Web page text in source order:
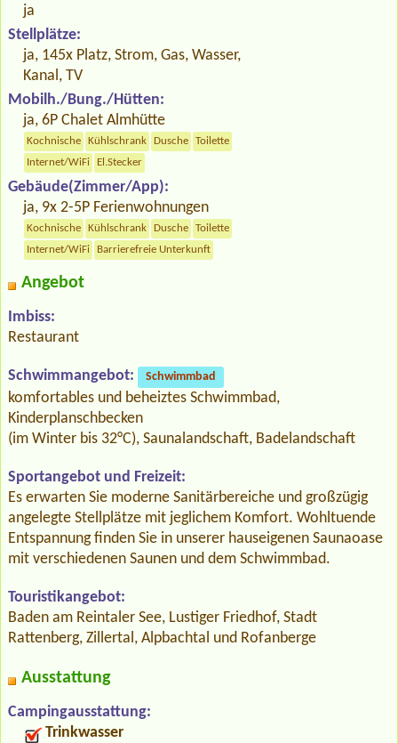
ja
Stellplätze:
ja, 145x Platz, Strom, Gas, Wasser,
Kanal, TV
Mobilh./Bung./Hütten:
ja, 6P Chalet Almhütte
Kochnische Kühlschrank Dusche
Toilette
Internet/WiFi
El.Stecker
Gebäude(Zimmer/App):
ja, 9x 2-5P Ferienwohnungen
Kochnische Kühlschrank Dusche
Toilette
Internet/WiFi
Barrierefreie Unterkunft
Angebot
Imbiss:
Restaurant
Schwimmangebot: Schwimmbad
komfortables und beheiztes Schwimmbad,
Kinderplanschbecken
(im Winter bis 32°C), Saunalandschaft, Badelandschaft
Sportangebot und Freizeit:
Es erwarten Sie moderne Sanitärbereiche und großzügig
angelegte Stellplätze mit jeglichem Komfort. Wohltuende
Entspannung finden Sie in unserer hauseigenen Saunaoase
mit verschiedenen Saunen und dem Schwimmbad.
Touristikangebot:
Baden am Reintaler See, Lustiger Friedhof, Stadt
Rattenberg, Zillertal, Alpbachtal und Rofanberge
Ausstattung
Campingausstattung:
Trinkwasser